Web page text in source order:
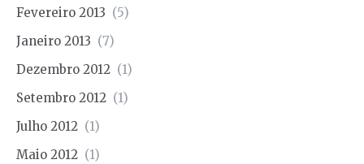
Fevereiro 2013 (5)
Janeiro 2013 (7)
Dezembro 2012 (1)
Setembro 2012 (1)
Julho 2012 (1)
Maio 2012 (1)